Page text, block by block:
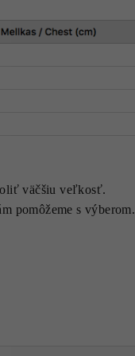
väčšiu veľkosť.
pomôžeme s výberom.